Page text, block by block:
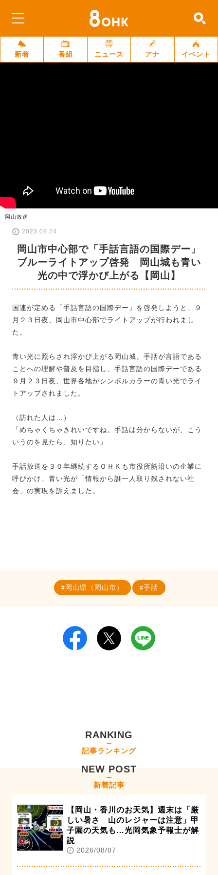
新着 番組 ニュース アナ イベント
岡山放送
2023.09.24
岡山市中心部で「手話言語の国際デー」
ブルーライトアップ啓発 岡山城も青い
光の中で浮かび上がる【岡山】
国連が定める「手話言語の国際デー」を啓発しようと、９
月２３日夜、岡山市中心部でライトアップが行われまし
た。
青い光に照らされ浮かび上がる岡山城。手話が言語である
ことへの理解や普及を目指し、手話言語の国際デーである
９月２３日夜、世界各地がシンボルカラーの青い光でライ
トアップされました。
（訪れた人は…）
「めちゃくちゃきれいですね。手話は分からないが、こう
いうのを見たら、知りたい」
手話放送を３０年継続するＯＨＫも市役所筋沿いの企業に
呼びかけ、青い光が「情報から誰一人取り残されない社
会」の実現を訴えました。
岡山県（岡山市） 手話
RANKING
記事ランキング
NEW POST
新着記事
【岡山・香川のお天気】週末は「厳
しい暑さ 山のレジャーは注意」甲
子園の天気も…光岡気象予報士が解
説
2026/08/07